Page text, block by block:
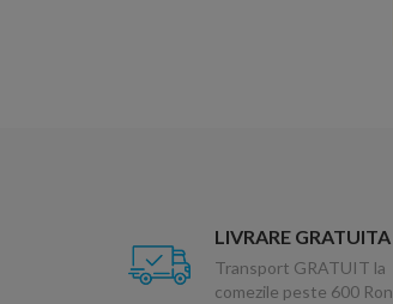
LIVRARE GRATUITA
Transport GRATUIT la
comezile peste 600 Ron